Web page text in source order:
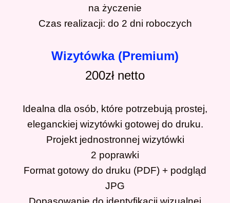
na życzenie
Czas realizacji: do 2 dni roboczych
Wizytówka (Premium)
200zł netto
Idealna dla osób, które potrzebują prostej,
eleganckiej wizytówki gotowej do druku.
Projekt jednostronnej wizytówki
2 poprawki
Format gotowy do druku (PDF) + podgląd
JPG